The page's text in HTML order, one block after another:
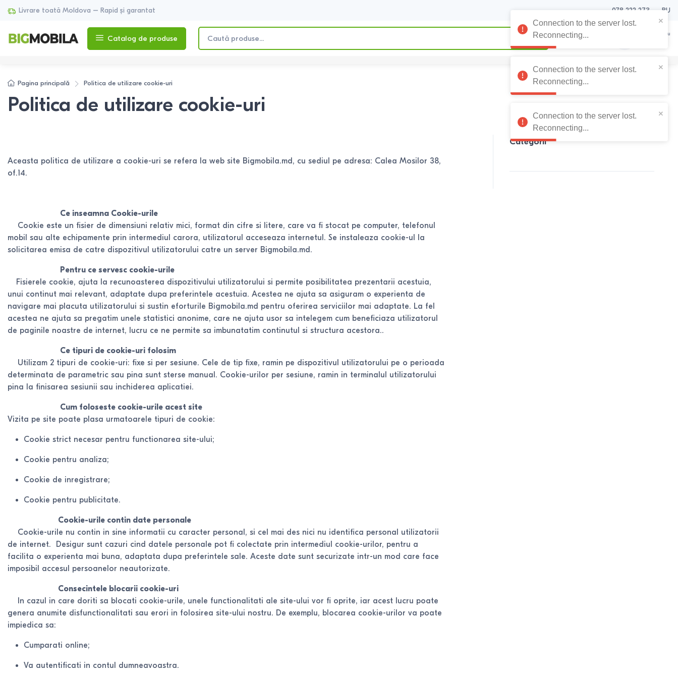
Livrare toată Moldova – Rapid și garantat 078 222 273 RU
Catalog de produse
Coșul meu
Pagina principală Politica de utilizare cookie-uri
Politica de utilizare cookie-uri
Aceasta politica de utilizare a cookie-uri se refera la web site Bigmobila.md, cu sediul pe adresa: Calea Mosilor 38,
of.14.
Ce inseamna Cookie-urile
Cookie este un fisier de dimensiuni relativ mici, format din cifre si litere, care va fi stocat pe computer, telefonul
mobil sau alte echipamente prin intermediul carora, utilizatorul acceseaza internetul. Se instaleaza cookie-ul la
solicitarea emisa de catre dispozitivul utilizatorului catre un server Bigmobila.md.
Pentru ce servesc cookie-urile
Fisierele cookie, ajuta la recunoasterea dispozitivului utilizatorului si permite posibilitatea prezentarii acestuia,
unui continut mai relevant, adaptate dupa preferintele acestuia. Acestea ne ajuta sa asiguram o experienta de
navigare mai placuta utilizatorului si sustin eforturile Bigmobila.md pentru oferirea serviciilor mai adaptate. La fel
acestea ne ajuta sa pregatim unele statistici anonime, care ne ajuta usor sa intelegem cum beneficiaza utilizatorul
de paginile noastre de internet, lucru ce ne permite sa imbunatatim continutul si structura acestora..
Ce tipuri de cookie-uri folosim
Utilizam 2 tipuri de cookie-uri: fixe si per sesiune. Cele de tip fixe, ramin pe dispozitivul utilizatorului pe o perioada
determinata de parametric sau pina sunt sterse manual. Cookie-urilor per sesiune, ramin in terminalul utilizatorului
pina la finisarea sesiunii sau inchiderea aplicatiei.
Cum foloseste cookie-urile acest site
Vizita pe site poate plasa urmatoarele tipuri de cookie:
Cookie strict necesar pentru functionarea site-ului;
Cookie pentru analiza;
Cookie de inregistrare;
Cookie pentru publicitate.
Cookie-urile contin date personale
Cookie-urile nu contin in sine informatii cu caracter personal, si cel mai des nici nu identifica personal utilizatorii
de internet. Desigur sunt cazuri cind datele personale pot fi colectate prin intermediul cookie-urilor, pentru a
facilita o experienta mai buna, adaptata dupa preferintele sale. Aceste date sunt securizate intr-un mod care face
imposibil accesul persoanelor neautorizate.
Consecintele blocarii cookie-uri
In cazul in care doriti sa blocati cookie-urile, unele functionalitati ale site-ului vor fi oprite, iar acest lucru poate
genera anumite disfunctionalitati sau erori in folosirea site-ului nostru. De exemplu, blocarea cookie-urilor va poate
impiedica sa:
Cumparati online;
Va autentificati in contul dumneavoastra.
Categorii
Connection to the server lost.
Reconnecting...
Connection to the server lost.
Reconnecting...
Connection to the server lost.
Reconnecting...